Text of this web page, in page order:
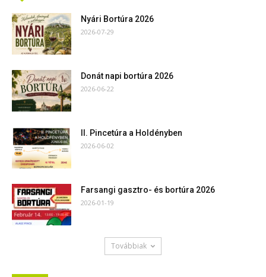
Nyári Bortúra 2026
2026-07-29
Donát napi bortúra 2026
2026-06-22
II. Pincetúra a Holdényben
2026-06-02
Farsangi gasztro- és bortúra 2026
2026-01-19
Továbbiak